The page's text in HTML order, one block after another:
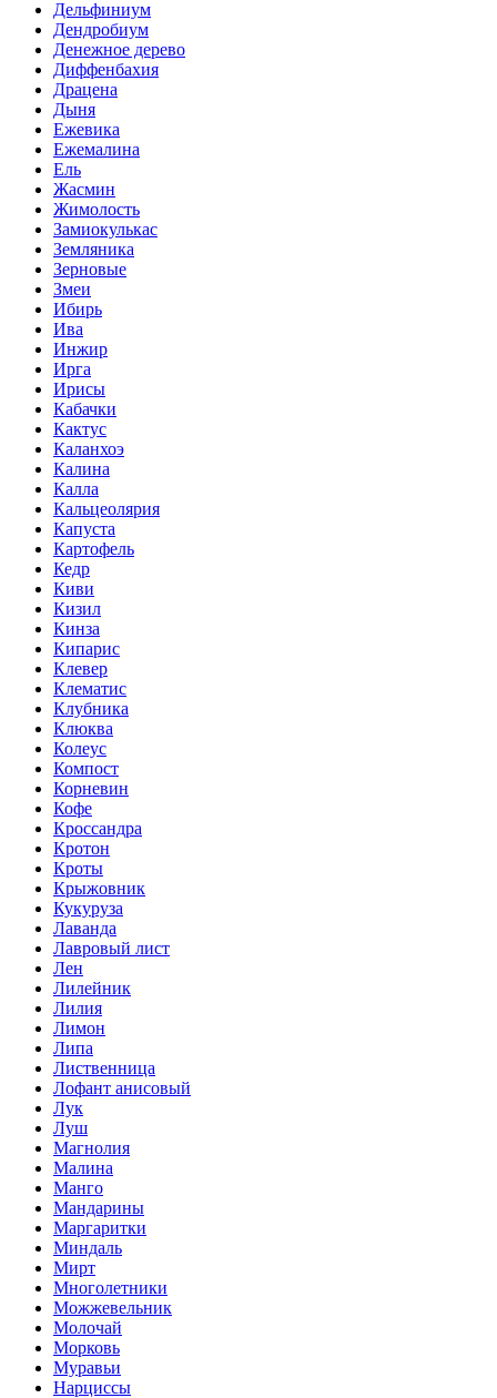
Дельфиниум
Дендробиум
Денежное дерево
Диффенбахия
Драцена
Дыня
Ежевика
Ежемалина
Ель
Жасмин
Жимолость
Замиокулькас
Земляника
Зерновые
Змеи
Ибирь
Ива
Инжир
Ирга
Ирисы
Кабачки
Кактус
Каланхоэ
Калина
Калла
Кальцеолярия
Капуста
Картофель
Кедр
Киви
Кизил
Кинза
Кипарис
Клевер
Клематис
Клубника
Клюква
Колеус
Компост
Корневин
Кофе
Кроссандра
Кротон
Кроты
Крыжовник
Кукуруза
Лаванда
Лавровый лист
Лен
Лилейник
Лилия
Лимон
Липа
Лиственница
Лофант анисовый
Лук
Луш
Магнолия
Малина
Манго
Мандарины
Маргаритки
Миндаль
Мирт
Многолетники
Можжевельник
Молочай
Морковь
Муравьи
Нарциссы